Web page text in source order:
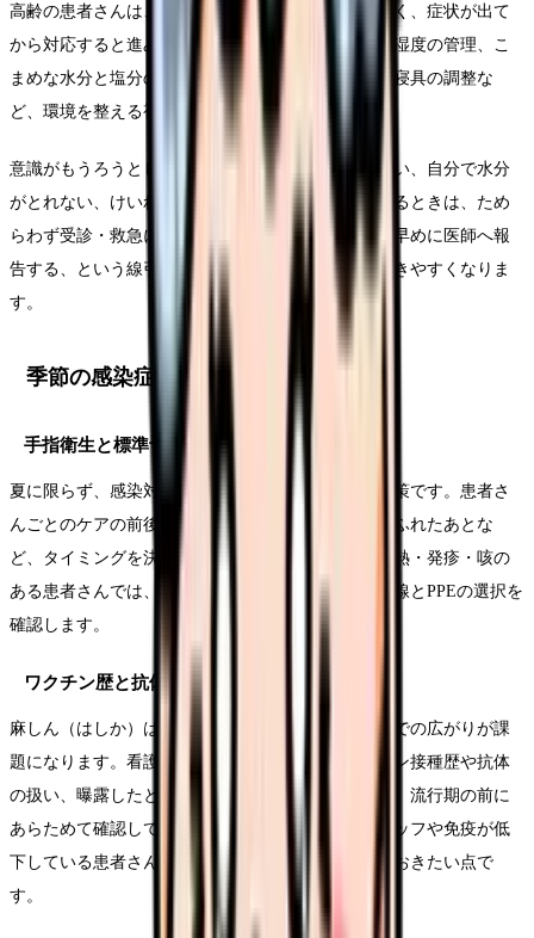
高齢の患者さんは、暑さやのどの渇きを自覚しにくく、症状が出て
から対応すると進みやすいことがあります。室温・湿度の管理、こ
まめな水分と塩分の補給、エアコンの活用、衣服や寝具の調整な
ど、環境を整える視点が大切です。
意識がもうろうとしている、呼びかけへの反応が鈍い、自分で水分
がとれない、けいれんがあるといった重い徴候があるときは、ため
らわず受診・救急につなげます。判断に迷うときは早めに医師へ報
告する、という線引きをチームで共有しておくと動きやすくなりま
す。
季節の感染症の基本対策
手指衛生と標準予防策
夏に限らず、感染対策の土台は手指衛生と標準予防策です。患者さ
んごとのケアの前後、汗を拭いたあと、共用物品にふれたあとな
ど、タイミングを決めて手指衛生を徹底します。発熱・発疹・咳の
ある患者さんでは、施設の取り決めに沿った隔離動線とPPEの選択を
確認します。
ワクチン歴と抗体の確認
麻しん（はしか）は感染力が強く、医療機関や施設での広がりが課
題になります。看護師さん自身については、ワクチン接種歴や抗体
の扱い、曝露したときの勤務に関する院内ルールを、流行期の前に
あらためて確認しておくと安心です。妊娠中のスタッフや免疫が低
下している患者さんへの配慮も、チームで共有しておきたい点で
す。